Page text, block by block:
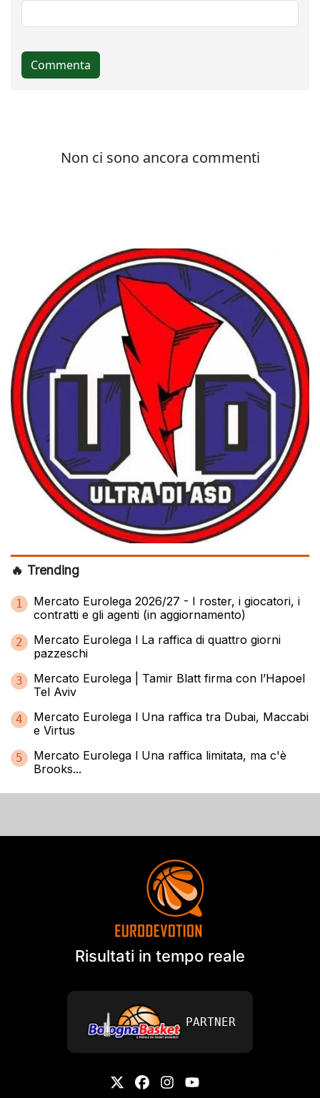
🔥 Trending
1
Mercato Eurolega 2026/27 - I roster, i giocatori, i
contratti e gli agenti (in aggiornamento)
2
Mercato Eurolega l La raffica di quattro giorni
pazzeschi
3
Mercato Eurolega | Tamir Blatt firma con l’Hapoel
Tel Aviv
4
Mercato Eurolega l Una raffica tra Dubai, Maccabi
e Virtus
5
Mercato Eurolega l Una raffica limitata, ma c'è
Brooks...
Risultati in tempo reale
PARTNER